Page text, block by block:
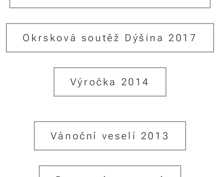
Okrsková soutěž Dýšina 2017
Výročka 2014
Vánoční veselí 2013